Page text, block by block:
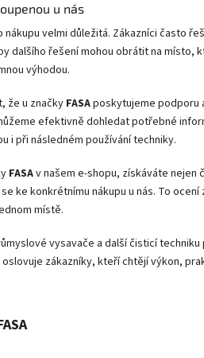
u nás
velmi důležitá. Zákazníci často
dalšího řešení mohou obrátit na místo,
výhodou.
že u značky FASAposkytujeme podporu
efektivně dohledat potřebné
i při následném používání techniky.
FASAv našem e-shopu, získáváte
ke konkrétnímu nákupu u nás. To
místě.
vysavače a další čisticí
zákazníky, kteří chtějí výkon,